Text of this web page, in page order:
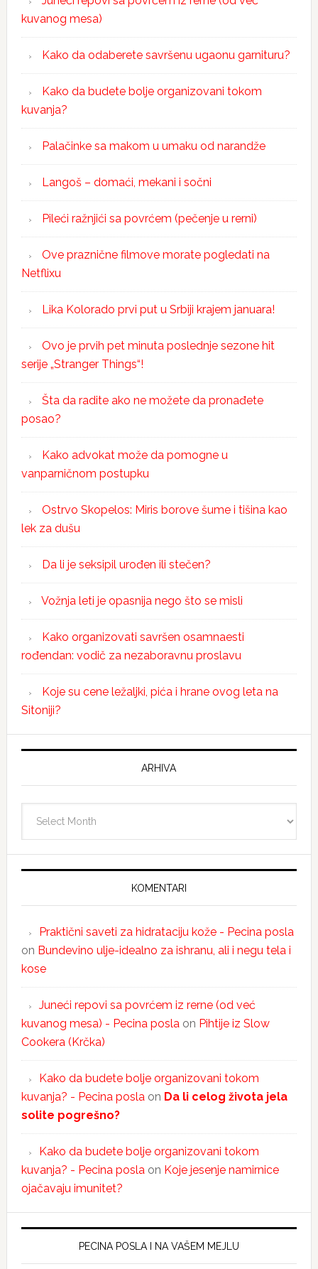
kuvanog mesa)
Kako da odaberete savršenu ugaonu garnituru?
Kako da budete bolje organizovani tokom
kuvanja?
Palačinke sa makom u umaku od narandže
Langoš – domaći, mekani i sočni
Pileći ražnjići sa povrćem (pečenje u rerni)
Ove praznične filmove morate pogledati na
Netflixu
Lika Kolorado prvi put u Srbiji krajem januara!
Ovo je prvih pet minuta poslednje sezone hit
serije „Stranger Things“!
Šta da radite ako ne možete da pronađete
posao?
Kako advokat može da pomogne u
vanparničnom postupku
Ostrvo Skopelos: Miris borove šume i tišina kao
lek za dušu
Da li je seksipil urođen ili stečen?
Vožnja leti je opasnija nego što se misli
Kako organizovati savršen osamnaesti
rođendan: vodič za nezaboravnu proslavu
Koje su cene ležaljki, pića i hrane ovog leta na
Sitoniji?
ARHIVA
KOMENTARI
Praktični saveti za hidrataciju kože - Pecina posla
on Bundevino ulje-idealno za ishranu, ali i negu tela i
kose
Juneći repovi sa povrćem iz rerne (od već
kuvanog mesa) - Pecina poslaon Pihtije iz Slow
Cookera (Krčka)
Kako da budete bolje organizovani tokom
kuvanja? - Pecina poslaon Da li celog života jela
solite pogrešno?
Kako da budete bolje organizovani tokom
kuvanja? - Pecina poslaon Koje jesenje namirnice
ojačavaju imunitet?
PECINA POSLA I NA VAŠEM MEJLU